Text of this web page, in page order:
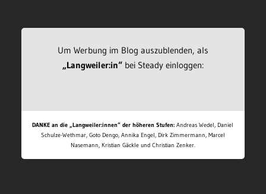
Um Werbung im Blog auszublenden, als
„Langweiler:in“bei Steady einloggen:
DANKE an die „Langweiler:innen“ der höheren Stufen: Andreas Wedel, Daniel
Schulze-Wethmar, Goto Dengo, Annika Engel, Dirk Zimmermann, Marcel
Nasemann, Kristian Gäckle und Christian Zenker.